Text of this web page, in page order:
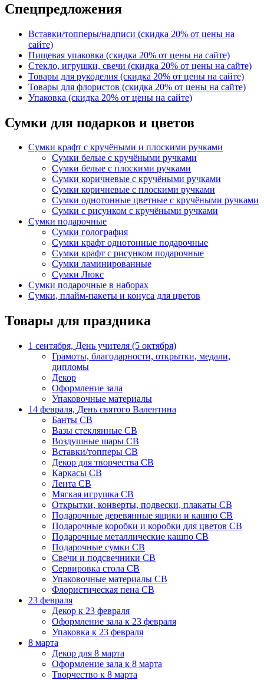
Спецпредложения
Вставки/топперы/надписи (скидка 20% от цены на
сайте)
Пищевая упаковка (скидка 20% от цены на сайте)
Стекло, игрушки, свечи (скидка 20% от цены на сайте)
Товары для рукоделия (скидка 20% от цены на сайте)
Товары для флористов (скидка 20% от цены на сайте)
Упаковка (скидка 20% от цены на сайте)
Сумки для подарков и цветов
Сумки крафт с кручёными и плоскими ручками
Сумки белые с кручёными ручками
Сумки белые с плоскими ручками
Сумки коричневые с кручёными ручками
Сумки коричневые с плоскими ручками
Сумки однотонные цветные с кручёными ручками
Сумки с рисунком с кручёными ручками
Сумки подарочные
Сумки голография
Сумки крафт однотонные подарочные
Сумки крафт с рисунком подарочные
Сумки ламинированные
Сумки Люкс
Сумки подарочные в наборах
Сумки, плайм-пакеты и конуса для цветов
Товары для праздника
1 сентября, День учителя (5 октября)
Грамоты, благодарности, открытки, медали,
дипломы
Декор
Оформление зала
Упаковочные материалы
14 февраля, День святого Валентина
Банты СВ
Вазы стеклянные СВ
Воздушные шары СВ
Вставки/топперы СВ
Декор для творчества СВ
Каркасы СВ
Лента СВ
Мягкая игрушка СВ
Открытки, конверты, подвески, плакаты СВ
Подарочные деревянные ящики и кашпо СВ
Подарочные коробки и коробки для цветов СВ
Подарочные металлические кашпо СВ
Подарочные сумки СВ
Свечи и подсвечники СВ
Сервировка стола СВ
Упаковочные материалы СВ
Флористическая пена СВ
23 февраля
Декор к 23 февраля
Оформление зала к 23 февраля
Упаковка к 23 февраля
8 марта
Декор для 8 марта
Оформление зала к 8 марта
Творчество к 8 марта